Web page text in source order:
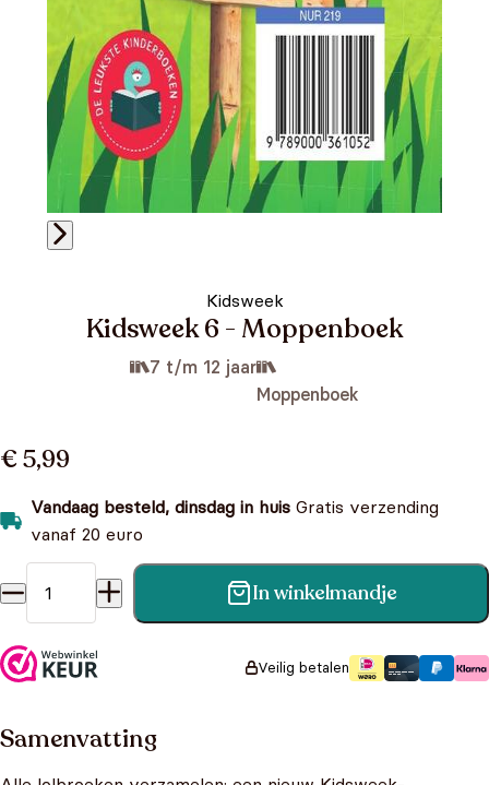
Kidsweek
Kidsweek 6 - Moppenboek
7 t/m 12 jaar
Moppenboek
€ 5,99
Vandaag besteld, dinsdag in huis Gratis verzending
vanaf 20 euro
Kidsweek 6 - Moppenboek aantalIn winkelmandje
Veilig betalen
Samenvatting